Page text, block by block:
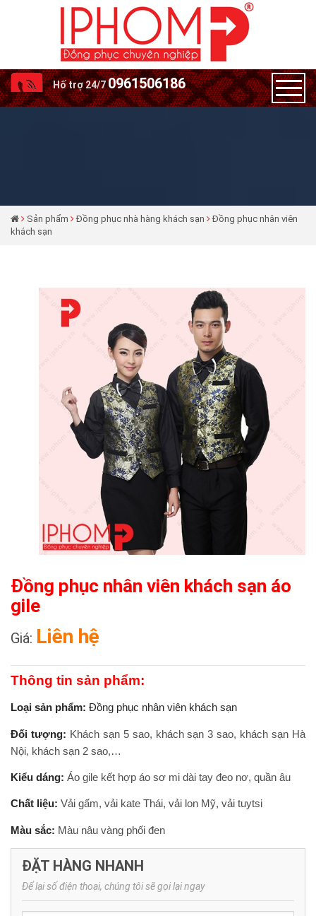
Hố trợ 24/70961506186
Sản phẩm Đồng phục nhà hàng khách sạn
Đồng phục nhân viên
khách sạn
Đồng phục nhân viên khách sạn áo
gile
Giá: Liên hệ
Thông tin sản phẩm:
Loại sản phẩm: Đồng phục nhân viên khách sạn
Đối tượng: Khách sạn 5 sao, khách sạn 3 sao, khách sạn Hà
Nội, khách sạn 2 sao,…
Kiểu dáng: Áo gile kết hợp áo sơ mi dài tay đeo nơ, quần âu
Chất liệu: Vải gấm, vải kate Thái, vải lon Mỹ, vải tuytsi
Màu sắc: Màu nâu vàng phối đen
ĐẶT HÀNG NHANH
Để lại số điện thoại, chúng tôi sẽ gọi lại ngay